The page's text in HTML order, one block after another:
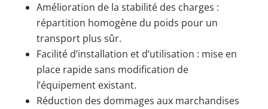
Amélioration de la stabilité des charges :
répartition homogène du poids pour un
transport plus sûr.
Facilité d’installation et d’utilisation : mise en
place rapide sans modification de
l’équipement existant.
Réduction des dommages aux marchandises